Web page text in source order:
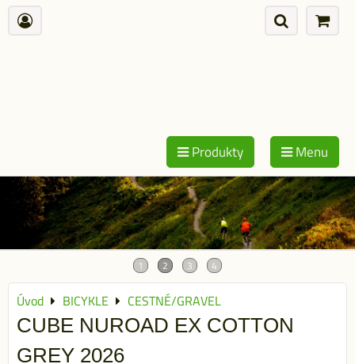
Produkty Menu
Úvod BICYKLE CESTNÉ/GRAVEL
CUBE NUROAD EX COTTON
GREY 2026